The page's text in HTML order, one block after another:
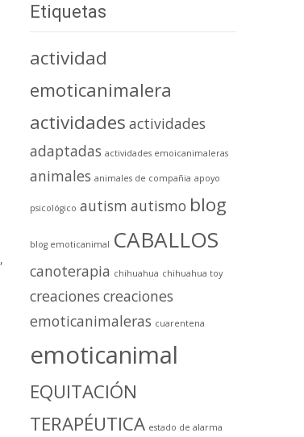
,
Etiquetas
actividad
emoticanimalera
actividades actividades
adaptadas actividades emoicanimaleras
animales animales de compañia apoyo
psicológico autism autismo blog
blog emoticanimal CABALLOS
canoterapia chihuahua chihuahua toy
creaciones creaciones
emoticanimaleras cuarentena
emoticanimal
EQUITACIÓN
TERAPÉUTICA estado de alarma